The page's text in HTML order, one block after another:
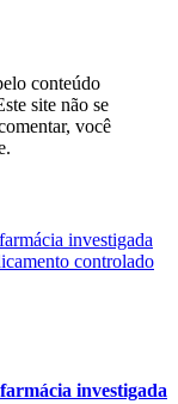
conteúdo
site não se
você
investigada